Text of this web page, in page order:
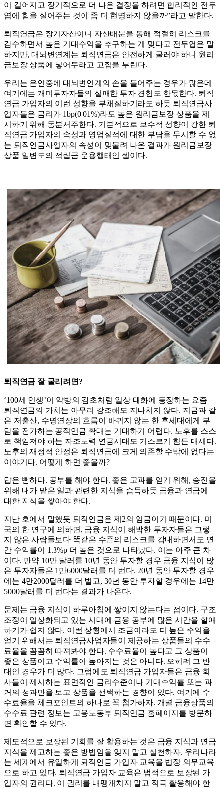
이 길어지고 장기적으로 더 나은 결정을 하려면 합리적인 전두
엽에 힘을 실어주는 것이 좀 더 현명하지 않을까”라고 말한다.
퇴직연금은 장기자산이니 자산배분을 통해 적절히 리스크를
감수하면서 높은 기대수익을 추구하는 게 맞다고 전두엽은 말
하지만, 대뇌변연계는 퇴직연금은 안전하게 굴러야 하니 원리
금보장 상품에 넣어두라고 고집을 부린다.
우리는 은연중에 대뇌변연계의 손을 들어주는 경우가 많은데
여기에는 개미투자자들의 실패한 투자 경험도 한몫한다. 퇴직
연금 가입자의 이런 성향을 부채질하기라도 하듯 퇴직연금사
업자들은 금리가 1bp(0.01%)라도 높은 원리금보장 상품을 제
시하기 위해 동분서주한다. 기본적으로 보수적 성향이 강한 퇴
직연금 가입자의 속성과 영업실적에 대한 부담을 무시할 수 없
는 퇴직연금사업자의 속성이 맞물려 나온 결과가 원리금보장
상품 일변도의 적립금 운용행태인 셈이다.
퇴직연금 잘 굴리려면?
‘100세 인생’이 약방의 감초처럼 일상 대화에 등장하는 요즘
퇴직연금의 가치는 아무리 강조해도 지나치지 않다. 지금과 같
은 저출산, 수명연장의 흐름이 바뀌지 않는 한 후세대에게 부
담을 전가하는 공적연금 확대는 기대하기 어렵다. 노후를 스스
로 책임져야 하는 자조노력 연금시대도 거스르기 힘든 대세다.
노후의 재정적 안정은 퇴직연금에 크게 의존할 수밖에 없다는
이야기다. 어떻게 하면 좋을까?
답은 뻔하다. 공부를 해야 한다. 좋은 고과를 얻기 위해, 승진을
위해 내가 맡은 일과 관련한 지식을 습득하듯 금융과 연금에
대한 지식을 쌓아야 한다.
지난 호에서 말했듯 퇴직연금은 제2의 임금이기 때문이다. 미
국의 한 연구에 의하면, 금융 지식이 해박한 투자자들은 그렇
지 않은 사람들보다 똑같은 수준의 리스크를 감내하면서도 연
간 수익률이 1.3%p 더 높은 것으로 나타났다. 이는 아주 큰 차
이다. 만약 10만 달러를 10년 동안 투자할 경우 금융 지식이 많
은 투자자들은 1만6000달러를 더 번다. 20년 동안 투자할 경우
에는 4만2000달러를 더 벌고, 30년 동안 투자할 경우에는 14만
5000달러를 더 번다는 결과가 나온다.
문제는 금융 지식이 하루아침에 쌓이지 않는다는 점이다. 구조
조정이 일상화되고 있는 시대에 금융 공부에 많은 시간을 할애
하기가 쉽지 않다. 이런 상황에서 조금이라도 더 높은 수익을
얻기 위해서는 퇴직연금사업자들이 제공하는 상품들의 수수
료율을 꼼꼼히 따져봐야 한다. 수수료율이 높다고 그 상품이
좋은 상품이고 수익률이 높아지는 것은 아니다. 오히려 그 반
대인 경우가 더 많다. 그럼에도 퇴직연금 가입자들은 금융 회
사들이 제시하는 표면적인 금리수준이나 기대수익률 또는 과
거의 성과만을 보고 상품을 선택하는 경향이 있다. 여기에 수
수료율을 체크포인트의 하나로 꼭 첨가하자. 개별 금융상품의
수수료 관련 정보는 고용노동부 퇴직연금 홈페이지를 방문하
면 확인할 수 있다.
제도적으로 보장된 기회를 잘 활용하는 것은 금융 지식과 연금
지식을 제고하는 좋은 방법임을 잊지 말고 실천하자. 우리나라
는 세계에서 유일하게 퇴직연금 가입자 교육을 법정 의무교육
으로 하고 있다. 퇴직연금 가입자 교육은 법적으로 보장된 가
입자의 권리다. 이 권리를 내팽개치지 말고 적극 활용해야 한